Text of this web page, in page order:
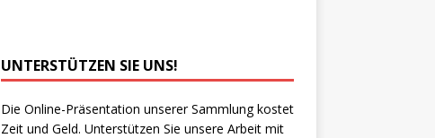
UNTERSTÜTZEN SIE UNS!
Die Online-Präsentation unserer Sammlung kostet
Zeit und Geld. Unterstützen Sie unsere Arbeit mit